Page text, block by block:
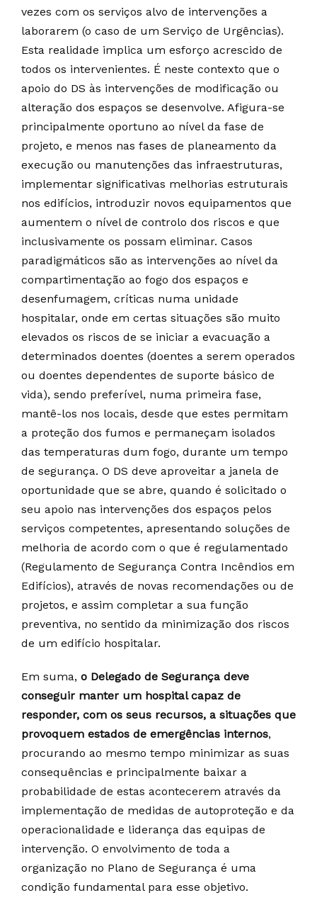
vezes com os serviços alvo de intervenções a
laborarem (o caso de um Serviço de Urgências).
Esta realidade implica um esforço acrescido de
todos os intervenientes. É neste contexto que o
apoio do DS às intervenções de modificação ou
alteração dos espaços se desenvolve. Afigura-se
principalmente oportuno ao nível da fase de
projeto, e menos nas fases de planeamento da
execução ou manutenções das infraestruturas,
implementar significativas melhorias estruturais
nos edifícios, introduzir novos equipamentos que
aumentem o nível de controlo dos riscos e que
inclusivamente os possam eliminar. Casos
paradigmáticos são as intervenções ao nível da
compartimentação ao fogo dos espaços e
desenfumagem, críticas numa unidade
hospitalar, onde em certas situações são muito
elevados os riscos de se iniciar a evacuação a
determinados doentes (doentes a serem operados
ou doentes dependentes de suporte básico de
vida), sendo preferível, numa primeira fase,
mantê-los nos locais, desde que estes permitam
a proteção dos fumos e permaneçam isolados
das temperaturas dum fogo, durante um tempo
de segurança. O DS deve aproveitar a janela de
oportunidade que se abre, quando é solicitado o
seu apoio nas intervenções dos espaços pelos
serviços competentes, apresentando soluções de
melhoria de acordo com o que é regulamentado
(Regulamento de Segurança Contra Incêndios em
Edifícios), através de novas recomendações ou de
projetos, e assim completar a sua função
preventiva, no sentido da minimização dos riscos
de um edifício hospitalar.
Em suma, o Delegado de Segurança deve
conseguir manter um hospital capaz de
responder, com os seus recursos, a situações que
provoquem estados de emergências internos,
procurando ao mesmo tempo minimizar as suas
consequências e principalmente baixar a
probabilidade de estas acontecerem através da
implementação de medidas de autoproteção e da
operacionalidade e liderança das equipas de
intervenção. O envolvimento de toda a
organização no Plano de Segurança é uma
condição fundamental para esse objetivo.